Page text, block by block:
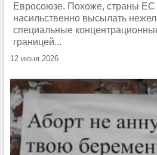
Евросоюзе. Похоже, страны ЕС
насильственно высылать
специальные
границей...
12 июня 2026